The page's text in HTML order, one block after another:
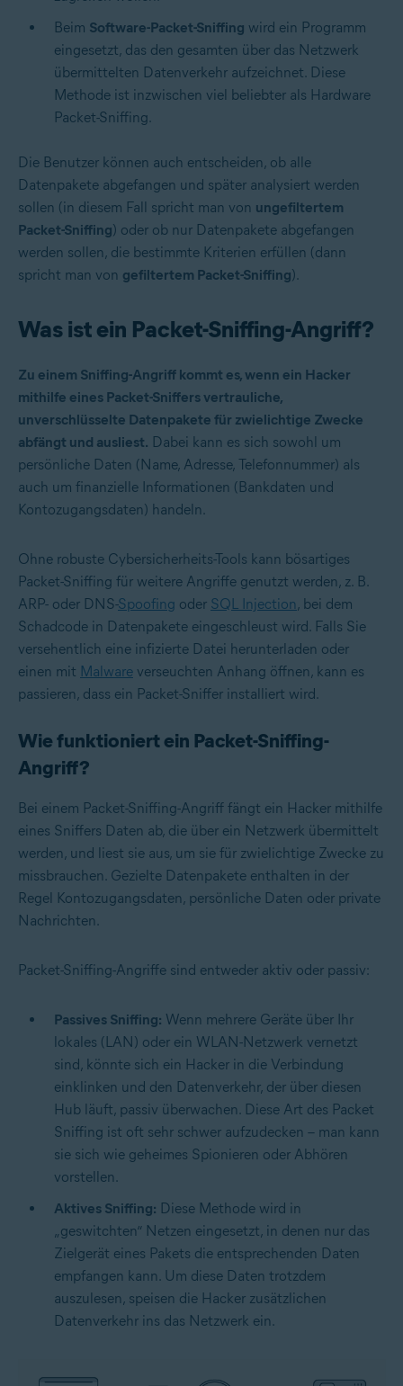
Beim Software-Packet-Sniffing wird ein Programm
eingesetzt, das den gesamten über das Netzwerk
übermittelten Datenverkehr aufzeichnet. Diese
Methode ist inzwischen viel beliebter als Hardware
Packet-Sniffing.
Die Benutzer können auch entscheiden, ob alle
Datenpakete abgefangen und später analysiert werden
sollen (in diesem Fall spricht man von ungefiltertem
Packet-Sniffing) oder ob nur Datenpakete abgefangen
werden sollen, die bestimmte Kriterien erfüllen (dann
spricht man von gefiltertem Packet-Sniffing).
Was ist ein Packet-Sniffing-Angriff?
Zu einem Sniffing-Angriff kommt es, wenn ein Hacker
mithilfe eines Packet-Sniffers vertrauliche,
unverschlüsselte Datenpakete für zwielichtige Zwecke
abfängt und ausliest. Dabei kann es sich sowohl um
persönliche Daten (Name, Adresse, Telefonnummer) als
auch um finanzielle Informationen (Bankdaten und
Kontozugangsdaten) handeln.
Ohne robuste Cybersicherheits-Tools kann bösartiges
Packet-Sniffing für weitere Angriffe genutzt werden, z. B.
ARP- oder DNS-Spoofing oder SQL Injection , bei dem
Schadcode in Datenpakete eingeschleust wird. Falls Sie
versehentlich eine infizierte Datei herunterladen oder
einen mit Malware verseuchten Anhang öffnen, kann es
passieren, dass ein Packet-Sniffer installiert wird.
Wie funktioniert ein Packet-Sniffing-
Angriff?
Bei einem Packet-Sniffing-Angriff fängt ein Hacker mithilfe
eines Sniffers Daten ab, die über ein Netzwerk übermittelt
werden, und liest sie aus, um sie für zwielichtige Zwecke zu
missbrauchen. Gezielte Datenpakete enthalten in der
Regel Kontozugangsdaten, persönliche Daten oder private
Nachrichten.
Packet-Sniffing-Angriffe sind entweder aktiv oder passiv:
Passives Sniffing: Wenn mehrere Geräte über Ihr
lokales (LAN) oder ein WLAN-Netzwerk vernetzt
sind, könnte sich ein Hacker in die Verbindung
einklinken und den Datenverkehr, der über diesen
Hub läuft, passiv überwachen. Diese Art des Packet
Sniffing ist oft sehr schwer aufzudecken – man kann
sie sich wie geheimes Spionieren oder Abhören
vorstellen.
Aktives Sniffing: Diese Methode wird in
„geswitchten“ Netzen eingesetzt, in denen nur das
Zielgerät eines Pakets die entsprechenden Daten
empfangen kann. Um diese Daten trotzdem
auszulesen, speisen die Hacker zusätzlichen
Datenverkehr ins das Netzwerk ein.